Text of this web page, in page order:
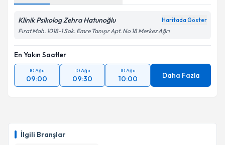
İlgili Branşlar
Klinik Psikolog Zehra Hatunoğlu Haritada Göster
Fırat Mah. 1018-1 Sok. Emre Tanışır Apt. No 18 Merkez Ağrı
En Yakın Saatler
10 Ağu
09:00
10 Ağu
09:30
10 Ağu
10:00 Daha Fazla